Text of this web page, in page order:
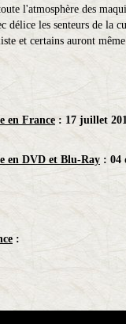
l'atmosphère des
délice les senteurs de la
et certains auront
en France : 17 juillet
en DVD et Blu-Ray : 04
: